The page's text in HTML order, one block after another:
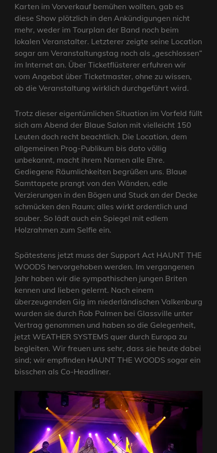
Karten im Vorverkauf bemühen wollten, gab es
diese Show plötzlich in den Ankündigungen nicht
mehr, weder im Tourplan der Band noch beim
lokalen Veranstalter. Letzterer zeigte seine Location
sogar am Veranstaltungstag noch als „geschlossen“
im Internet an. Über Ticketflüsterer erfuhren wir
vom Angebot über Ticketmaster, ohne zu wissen,
ob die Veranstaltung wirklich durchgeführt wird.
Trotz dieser eigentümlichen Situation im Vorfeld füllt
sich am Abend der Blaue Salon mit vielleicht 150
Leuten doch recht beachtlich. Die Location, dem
allgemeinen Prog-Publikum bis dato völlig
unbekannt, macht ihrem Namen alle Ehre.
Gediegene Räumlichkeiten begrüßen uns. Blaue
Samttapete prangt von den Wänden, edle
Verzierungen in den Bögen und Stuck an der Decke
schmücken den Raum; alles wirkt ordentlich und
sauber. So lädt auch ein Spiegel mit edlem
Holzrahmen zum Selfie ein.
Spätestens jetzt muss der Support Act HAUNT THE
WOODS hervorgehoben werden. Im vergangenen
Jahr haben wir die sympathischen jungen Briten
kennen und lieben gelernt. Nach einem
überzeugenden Gig im niederländischen Valkenburg
wurden sie durch Rob Palmen bei Glassville unter
Vertrag genommen und haben so die Gelegenheit,
jetzt WEATHER SYSTEMS quer durch Europa zu
begleiten. Wir freuen uns sehr, dass sie heute dabei
sind; wir empfinden HAUNT THE WOODS sogar ein
bisschen als Co-Headliner.